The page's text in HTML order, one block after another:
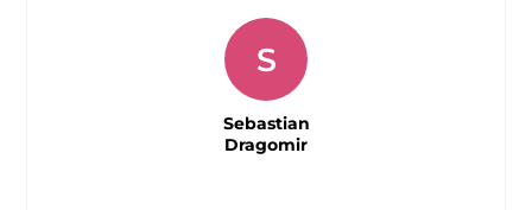
S
Sebastian
Dragomir